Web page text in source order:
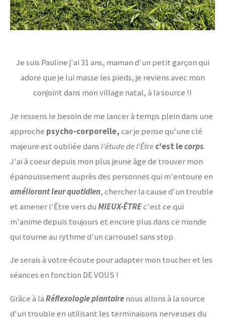
Je suis Pauline j'ai 31 ans, maman d'un petit garçon qui
adore que je lui masse les pieds, je reviens avec mon
conjoint dans mon village natal, à la source !!
Je ressens le besoin de me lancer à temps plein dans une
approche psycho-corporelle,car je pense qu'une clé
majeure est oubliée dansl'étude de l'Êtrec'est lecorps.
J'ai à coeur depuis mon plus jeune âge de trouver mon
épanouissement auprès des personnes qui m'entoure en
améliorant leur quotidien, chercher la cause d'un trouble
et amener l'Être vers duMIEUX-ÊTREc'est ce qui
m'anime depuis toujours et encore plus dans ce monde
qui tourne au rythme d'un carrousel sans stop.
Je serais à votre écoute pour adapter mon toucher et les
séances en fonction DE VOUS !
Grâce à laRéflexologie plantairenous allons à la source
d'un trouble en utilisant les terminaisons nerveuses du